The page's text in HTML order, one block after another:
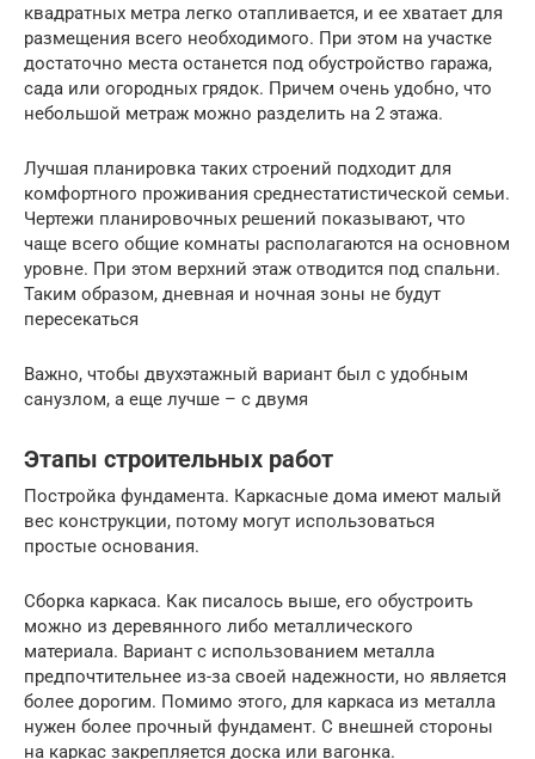
квадратных метра легко отапливается, и ее хватает для
размещения всего необходимого. При этом на участке
достаточно места останется под обустройство гаража,
сада или огородных грядок. Причем очень удобно, что
небольшой метраж можно разделить на 2 этажа.
Лучшая планировка таких строений подходит для
комфортного проживания среднестатистической семьи.
Чертежи планировочных решений показывают, что
чаще всего общие комнаты располагаются на основном
уровне. При этом верхний этаж отводится под спальни.
Таким образом, дневная и ночная зоны не будут
пересекаться
Важно, чтобы двухэтажный вариант был с удобным
санузлом, а еще лучше – с двумя
Этапы строительных работ
Постройка фундамента. Каркасные дома имеют малый
вес конструкции, потому могут использоваться
простые основания.
Сборка каркаса. Как писалось выше, его обустроить
можно из деревянного либо металлического
материала. Вариант с использованием металла
предпочтительнее из-за своей надежности, но является
более дорогим. Помимо этого, для каркаса из металла
нужен более прочный фундамент. С внешней стороны
на каркас закрепляется доска или вагонка.